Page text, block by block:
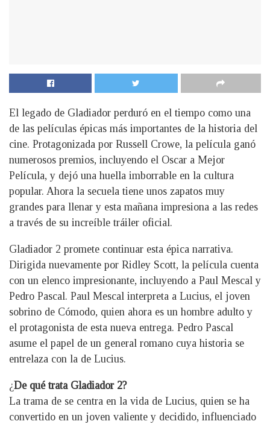
El legado de Gladiador perduró en el tiempo como una
de las películas épicas más importantes de la historia del
cine. Protagonizada por Russell Crowe, la película ganó
numerosos premios, incluyendo el Oscar a Mejor
Película, y dejó una huella imborrable en la cultura
popular. Ahora la secuela tiene unos zapatos muy
grandes para llenar y esta mañana impresiona a las redes
a través de su increíble tráiler oficial.
Gladiador 2 promete continuar esta épica narrativa.
Dirigida nuevamente por Ridley Scott, la película cuenta
con un elenco impresionante, incluyendo a Paul Mescal y
Pedro Pascal. Paul Mescal interpreta a Lucius, el joven
sobrino de Cómodo, quien ahora es un hombre adulto y
el protagonista de esta nueva entrega. Pedro Pascal
asume el papel de un general romano cuya historia se
entrelaza con la de Lucius.
¿De qué trata Gladiador 2?
La trama de se centra en la vida de Lucius, quien se ha
convertido en un joven valiente y decidido, influenciado